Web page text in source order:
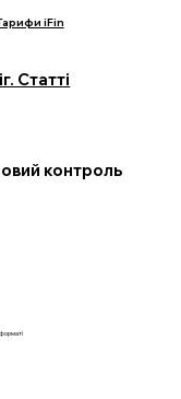
iFin
Статті
контроль